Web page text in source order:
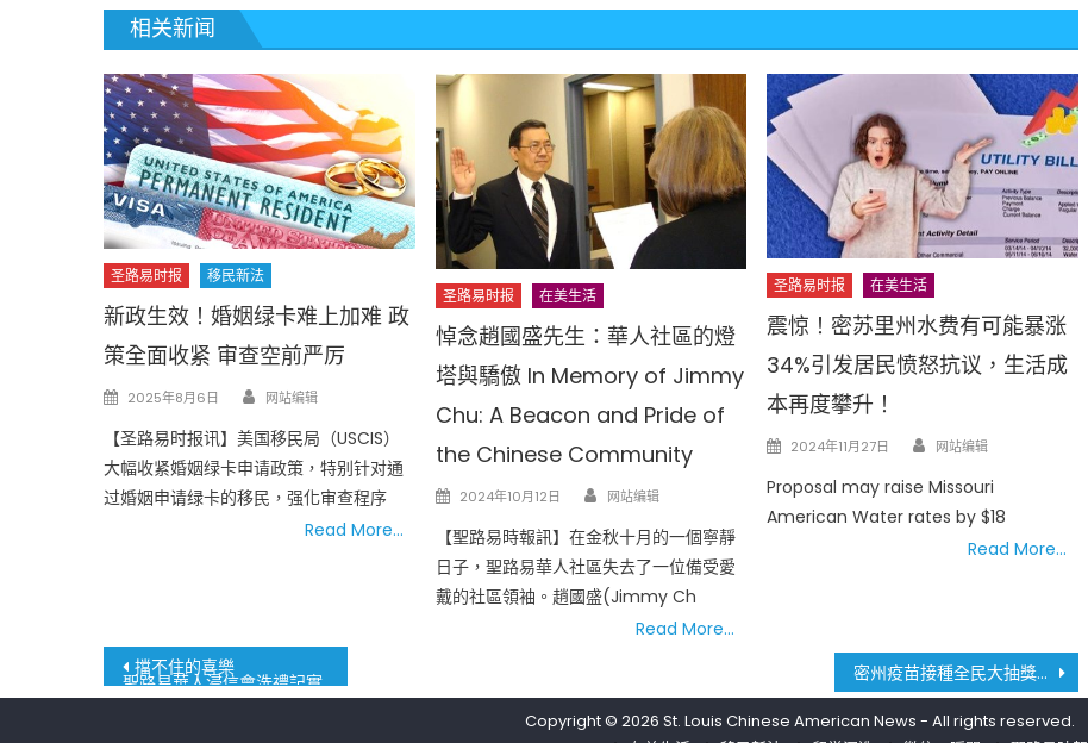
相关新闻
圣路易时报 移民新法
新政生效！婚姻绿卡难上加难 政
策全面收紧 审查空前严厉
Posted
2025年8月6日 Author
网站编辑
【圣路易时报讯】美国移民局（USCIS）
大幅收紧婚姻绿卡申请政策，特别针对通
过婚姻申请绿卡的移民，强化审查程序
Read More…
圣路易时报 在美生活
悼念趙國盛先生：華人社區的燈
塔與驕傲 In Memory of Jimmy
Chu: A Beacon and Pride of
the Chinese Community
Posted
2024年10月12日 Author
网站编辑
【聖路易時報訊】在金秋十月的一個寧靜
日子，聖路易華人社區失去了一位備受愛
戴的社區領袖。趙國盛(Jimmy Ch
Read More…
圣路易时报 在美生活
震惊！密苏里州水费有可能暴涨
34%引发居民愤怒抗议，生活成
本再度攀升！
Posted
2024年11月27日 Author
网站编辑
Proposal may raise Missouri
American Water rates by $18
Read More…
文
章
擋不住的喜樂
聖路易華人浸信會洗禮記實 密州疫苗接種全民大抽獎已開獎兩次 360人中獎 機會還有
Copyright © 2026 St. Louis Chinese American News - All rights reserved.